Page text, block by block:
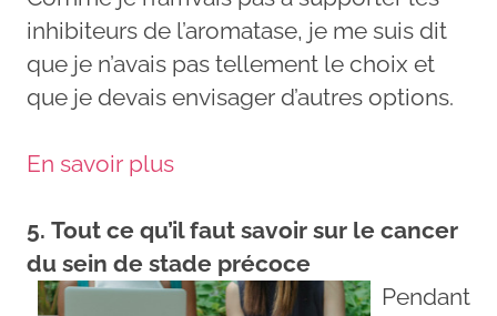
inhibiteurs de l’aromatase, je me suis dit
que je n’avais pas tellement le choix et
que je devais envisager d’autres options.
En savoir plus
5. Tout ce qu’il faut savoir sur le cancer
du sein de stade précoce
Pendant